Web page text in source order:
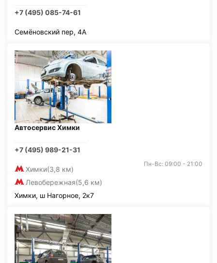
+7 (495) 085-74-61
Семёновский пер, 4А
Автосервис Химки
+7 (495) 989-21-31
Химки(3,8 км)
Левобережная(5,6 км)
Пн-Вс: 09:00 - 21:00
Химки, ш Нагорное, 2к7